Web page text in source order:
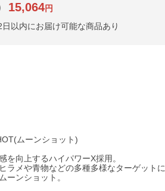
15,064円
日以内にお届け可能な商品あり
ムーンショット)
を向上するハイパワーX採用。
ラメや青物などの多種多様なターゲット
ーンショット。